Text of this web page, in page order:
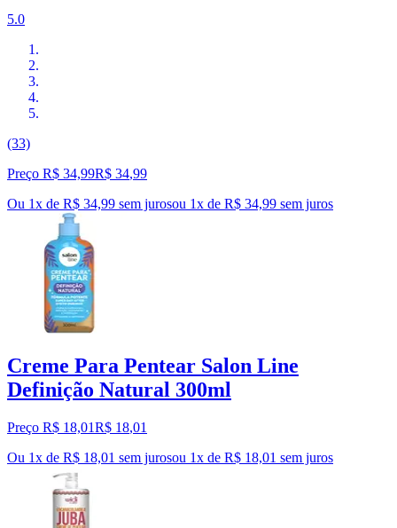
5.0
(33)
Preço R$ 34,99R$ 34,99
Ou 1x de R$ 34,99 sem jurosou 1x de R$ 34,99 sem juros
Creme Para Pentear Salon Line
Definição Natural 300ml
Preço R$ 18,01R$ 18,01
Ou 1x de R$ 18,01 sem jurosou 1x de R$ 18,01 sem juros